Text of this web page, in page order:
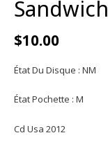
Sandwich
$10.00
État Du Disque : NM
État Pochette : M
Cd Usa 2012